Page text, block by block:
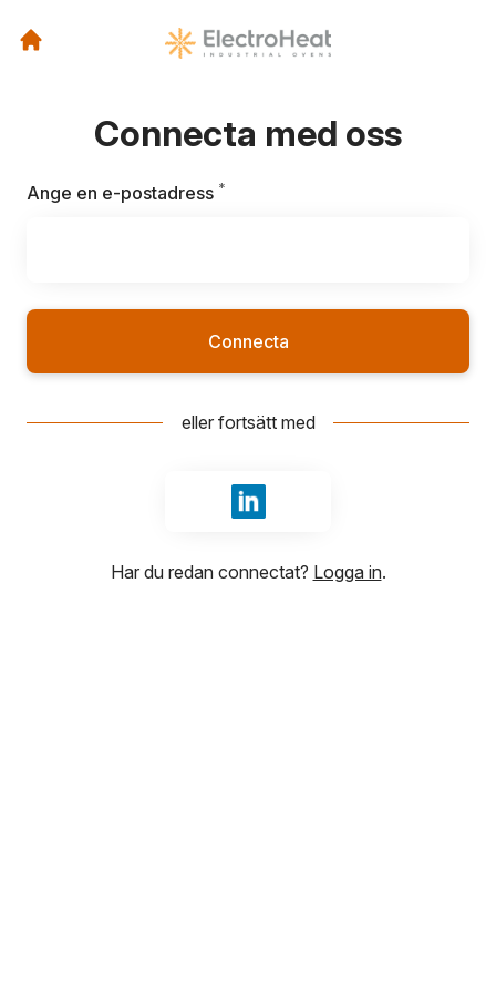
Connecta med oss
Ange en e-postadress *
Connecta
eller fortsätt med
Logga in med LinkedIn
Har du redan connectat? Logga in.